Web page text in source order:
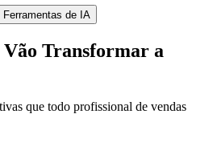
Ferramentas de IA
Vão Transformar a
que todo profissional de vendas